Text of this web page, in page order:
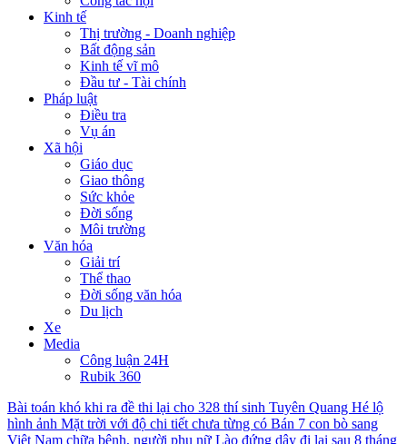
Kinh tế
Thị trường - Doanh nghiệp
Bất động sản
Kinh tế vĩ mô
Đầu tư - Tài chính
Pháp luật
Điều tra
Vụ án
Xã hội
Giáo dục
Giao thông
Sức khỏe
Đời sống
Môi trường
Văn hóa
Giải trí
Thể thao
Đời sống văn hóa
Du lịch
Xe
Media
Công luận 24H
Rubik 360
Bài toán khó khi ra đề thi lại cho 328 thí sinh Tuyên Quang Hé lộ
hình ảnh Mặt trời với độ chi tiết chưa từng có Bán 7 con bò sang
Việt Nam chữa bệnh, người phụ nữ Lào đứng dậy đi lại sau 8 tháng